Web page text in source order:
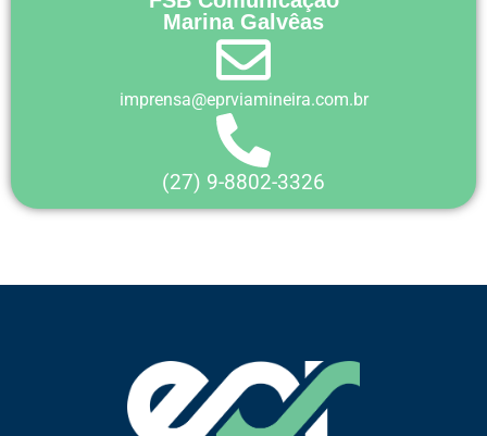
Marina Galvêas
imprensa@eprviamineira.com.br
(27) 9-8802-3326